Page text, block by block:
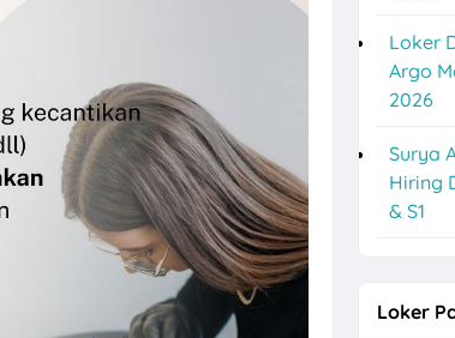
Motor
Argo Motor di Semarang Agustus 2026
Digital Marketing Lulusan D3 & S1
Developer PT Cakrawala Pratama Manunggal untuk 3
di Toko Super Grosir Nonongan, Solo
Loker
Argo
2026
Surya
Hiring
& S1
Loker